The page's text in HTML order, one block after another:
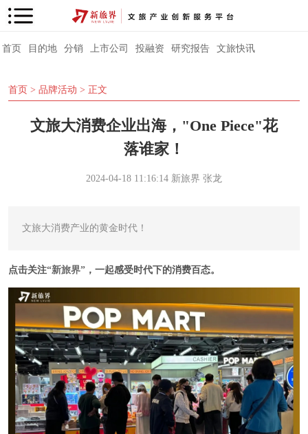
首页 目的地 分销 上市公司 投融资 研究报告 文旅快讯
首页 > 品牌活动 > 正文
文旅大消费企业出海，"One Piece"花
落谁家！
2024-04-18 11:16:14 新旅界 张龙
文旅大消费产业的黄金时代！
点击关注“新旅界” ，一起感受时代下的消费百态。